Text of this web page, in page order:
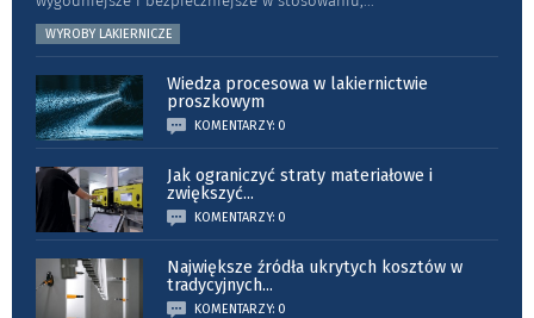
WYROBY LAKIERNICZE
Wiedza procesowa w lakiernictwie
proszkowym
KOMENTARZY: 0
Jak ograniczyć straty materiałowe i
zwiększyć...
KOMENTARZY: 0
Największe źródła ukrytych kosztów w
tradycyjnych...
KOMENTARZY: 0